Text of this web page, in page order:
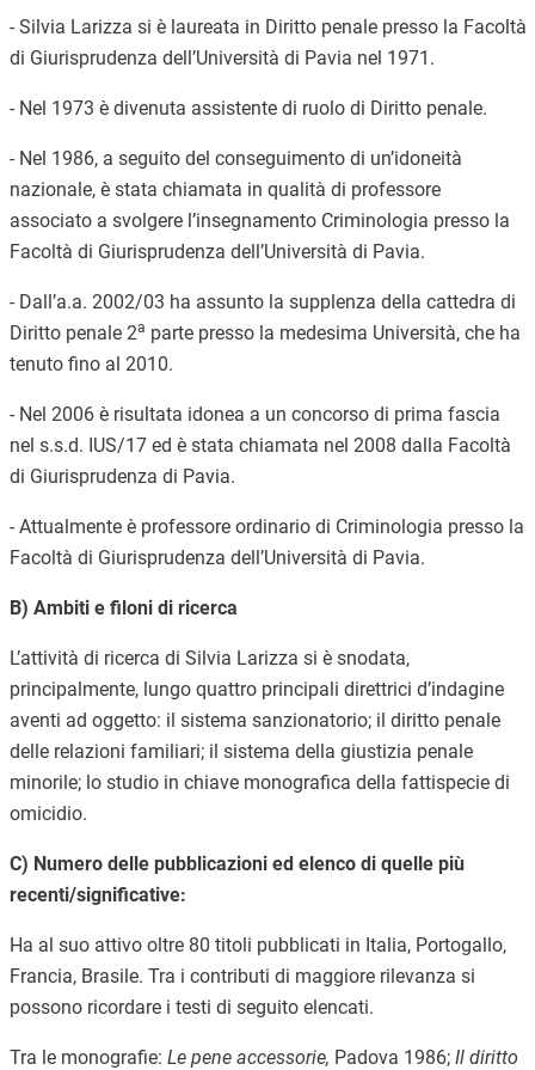
- Silvia Larizza si è laureata in Diritto penale presso la Facoltà
di Giurisprudenza dell’Università di Pavia nel 1971.
- Nel 1973 è divenuta assistente di ruolo di Diritto penale.
- Nel 1986, a seguito del conseguimento di un’idoneità
nazionale, è stata chiamata in qualità di professore
associato a svolgere l’insegnamento Criminologia presso la
Facoltà di Giurisprudenza dell’Università di Pavia.
- Dall’a.a. 2002/03 ha assunto la supplenza della cattedra di
Diritto penale 2a parte presso la medesima Università, che ha
tenuto fino al 2010.
- Nel 2006 è risultata idonea a un concorso di prima fascia
nel s.s.d. IUS/17 ed è stata chiamata nel 2008 dalla Facoltà
di Giurisprudenza di Pavia.
- Attualmente è professore ordinario di Criminologia presso la
Facoltà di Giurisprudenza dell’Università di Pavia.
B) Ambiti e filoni di ricerca
L’attività di ricerca di Silvia Larizza si è snodata,
principalmente, lungo quattro principali direttrici d’indagine
aventi ad oggetto: il sistema sanzionatorio; il diritto penale
delle relazioni familiari; il sistema della giustizia penale
minorile; lo studio in chiave monografica della fattispecie di
omicidio.
C) Numero delle pubblicazioni ed elenco di quelle più
recenti/significative:
Ha al suo attivo oltre 80 titoli pubblicati in Italia, Portogallo,
Francia, Brasile. Tra i contributi di maggiore rilevanza si
possono ricordare i testi di seguito elencati.
Tra le monografie: Le pene accessorie, Padova 1986; Il diritto